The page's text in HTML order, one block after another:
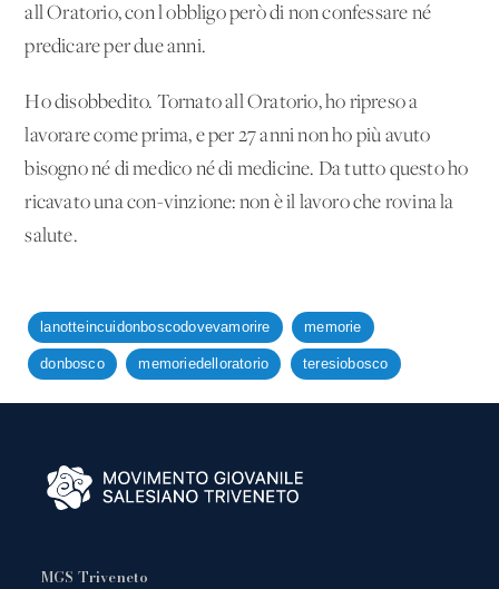
all'Oratorio, con l'obbligo però di non confessare né
predicare per due anni.
Ho disobbedito. Tornato all'Oratorio, ho ripreso a
lavorare come prima, e per 27 anni non ho più avuto
bisogno né di medico né di medicine. Da tutto questo ho
ricavato una con-vinzione: non è il lavoro che rovina la
salute.
lanotteincuidonboscodovevamorire memorie
donbosco memoriedelloratorio teresiobosco
MGS Triveneto